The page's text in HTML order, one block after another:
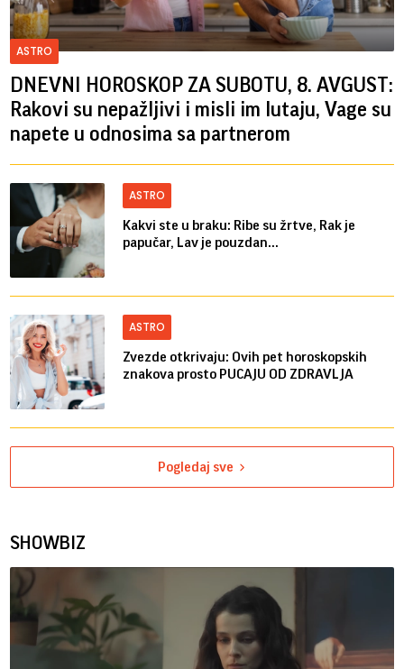
ASTRO
DNEVNI HOROSKOP ZA SUBOTU, 8. AVGUST:
Rakovi su nepažljivi i misli im lutaju, Vage su
napete u odnosima sa partnerom
ASTRO
Kakvi ste u braku: Ribe su žrtve, Rak je
papučar, Lav je pouzdan...
ASTRO
Zvezde otkrivaju: Ovih pet horoskopskih
znakova prosto PUCAJU OD ZDRAVLJA
Pogledaj sve
SHOWBIZ